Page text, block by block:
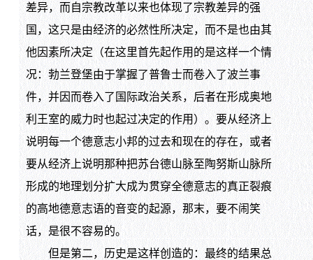
差异，而自宗教改革以来也体现了宗教差异的强
国，这只是由经济的必然性所决定，而不是也由其
他因素所决定（在这里首先起作用的是这样一个情
况：勃兰登堡由于掌握了普鲁士而卷入了波兰事
件，并因而卷入了国际政治关系，后者在形成奥地
利王室的威力时也起过决定的作用）。要从经济上
说明每一个德意志小邦的过去和现在的存在，或者
要从经济上说明那种把苏台德山脉至陶努斯山脉所
形成的地理划分扩大成为贯穿全德意志的真正裂痕
的高地德意志语的音变的起源，那末，要不闹笑
话，是很不容易的。
但是第二，历史是这样创造的：最终的结果总